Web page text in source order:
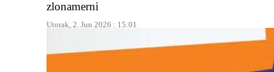
zlonamerni
Utorak, 2. Jun 2026 : 15:01